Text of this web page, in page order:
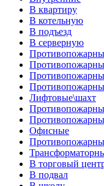
В квартиру
В котельную
В подъезд
В серверную
Лифтовые\шахт
Офисные
В торговый
В подвал